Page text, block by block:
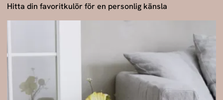
Hitta din favoritkulör för en personlig känsla